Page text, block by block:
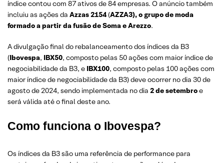
índice contou com 87 ativos de 84 empresas. O anúncio também
incluiu as ações da Azzas 2154(AZZA3), o grupo de moda
formado a partir da fusão de Soma e Arezzo.
A divulgação final do rebalanceamento dos índices da B3
(Ibovespa, IBX50, composto pelas 50 ações com maior índice de
negociabilidade da B3, e IBX100, composto pelas 100 ações com
maior índice de negociabilidade da B3) deve ocorrer no dia 30 de
agosto de 2024, sendo implementada no dia 2 de setembroe
será válida até o final deste ano.
Como funciona o Ibovespa?
Os índices da B3 são uma referência de performance para